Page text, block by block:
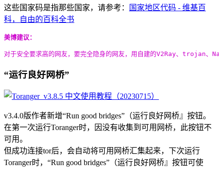
这些国家码是指那些国家，请参考：
国家地区代码 - 维基百
科，自由的百科全书
美博建议：
对于安全要求高的网友，要完全隐身的网友，用自建的V2Ray、trojan
“运行良好网桥”
v3.4.0版作者新增“Run good bridges”（运行良好网桥』按钮。
在第一次运行Toranger时，因没有收集到可用网桥，此按钮不
可用。
但成功连接tor后，会自动将可用网桥汇集起来，下次运行
Toranger时，“Run good bridges”（运行良好网桥』按钮可使